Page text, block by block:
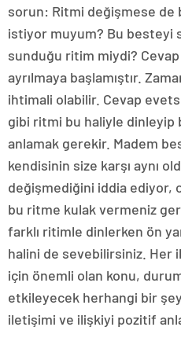
sorun: Ritmi değişmese de
istiyor muyum? Bu besteyi
sunduğu ritim miydi?
ayrılmaya başlamıştır.
ihtimali olabilir. Cevap
gibi ritmi bu haliyle dinleyip
anlamak gerekir. Madem
kendisinin size karşı aynı
değişmediğini iddia ediyor,
bu ritme kulak vermeniz
farklı ritimle dinlerken ön
halini de sevebilirsiniz. Her
için önemli olan konu,
etkileyecek herhangi bir
iletişimi ve ilişkiyi pozitif